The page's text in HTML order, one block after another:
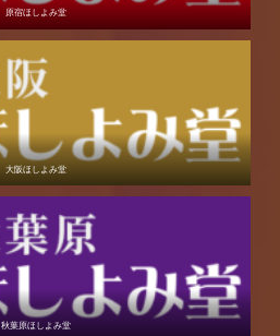
原宿ほしよみ堂
大阪ほしよみ堂
秋葉原ほしよみ堂